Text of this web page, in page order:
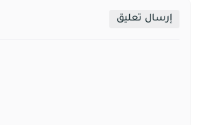
إرسال تعليق